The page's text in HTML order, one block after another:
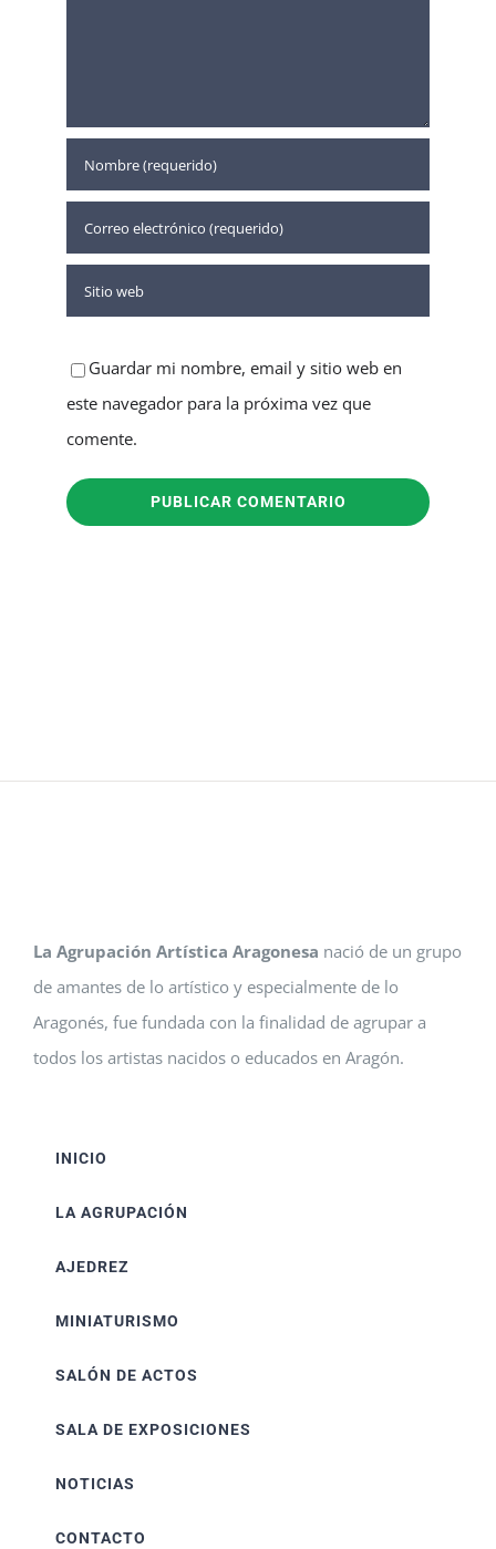
Guardar mi nombre, email y sitio web en
este navegador para la próxima vez que
comente.
La Agrupación Artística Aragonesa nació de un grupo
de amantes de lo artístico y especialmente de lo
Aragonés, fue fundada con la finalidad de agrupar a
todos los artistas nacidos o educados en Aragón.
INICIO
LA AGRUPACIÓN
AJEDREZ
MINIATURISMO
SALÓN DE ACTOS
SALA DE EXPOSICIONES
NOTICIAS
CONTACTO